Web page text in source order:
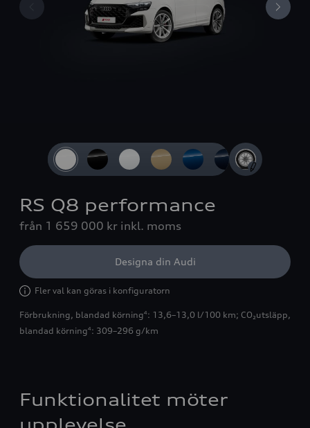
RS Q8 performance
från 1 659 000 kr inkl. moms
Designa din Audi
Fler val kan göras i konfiguratorn
Förbrukning, blandad körning4 : 13,6–13,0 l/100 km; CO₂utsläpp,
blandad körning4 : 309–296 g/km
Funktionalitet möter